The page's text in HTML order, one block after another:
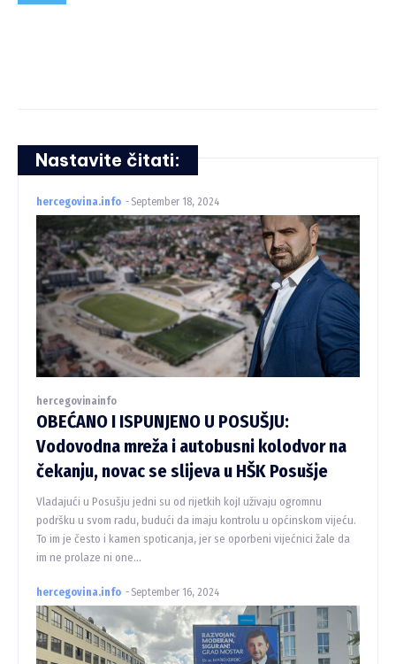
Nastavite čitati:
hercegovina.info - September 18, 2024
hercegovinainfo
OBEĆANO I ISPUNJENO U POSUŠJU:
Vodovodna mreža i autobusni kolodvor na
čekanju, novac se slijeva u HŠK Posušje
Vladajući u Posušju jedni su od rijetkih kojI uživaju ogromnu
podršku u svom radu, budući da imaju kontrolu u općinskom vijeću.
To im je često i kamen spoticanja, jer se oporbeni vijećnici žale da
im ne prolaze ni one...
hercegovina.info - September 16, 2024